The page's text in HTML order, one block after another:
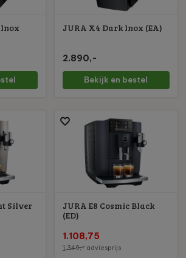
JURA X4 Dark Inox (EA)
2.890,-
Bekijk en bestel
Silver
JURA E8 Cosmic Black
(ED)
1.108,75
1.349,-adviesprijs